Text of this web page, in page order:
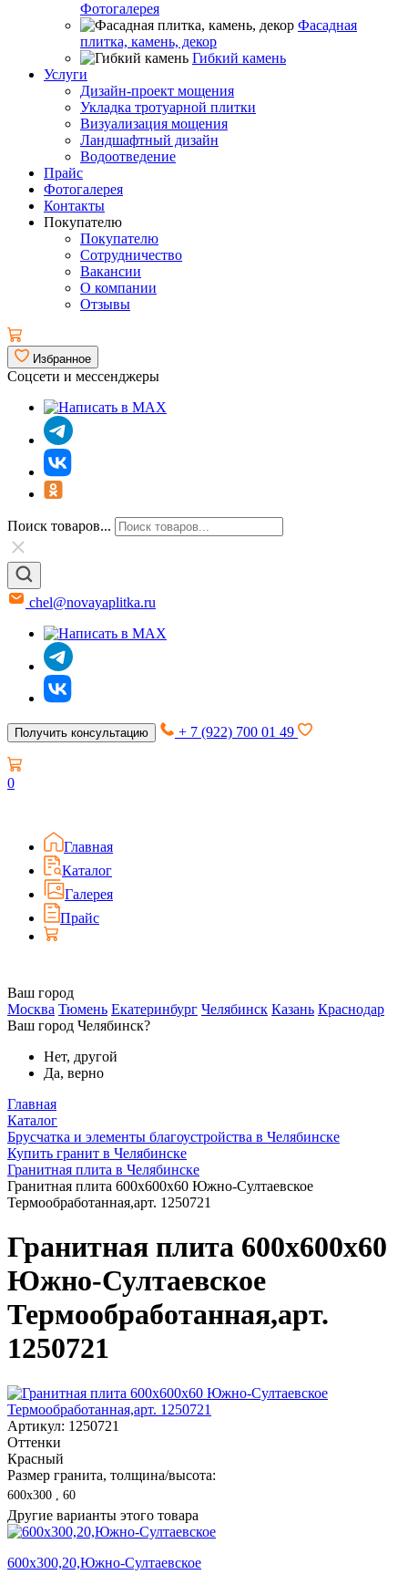
Фотогалерея
Фасадная
плитка, камень, декор
Гибкий камень
Услуги
Дизайн-проект мощения
Укладка тротуарной плитки
Визуализация мощения
Ландшафтный дизайн
Водоотведение
Прайс
Фотогалерея
Контакты
Покупателю
Покупателю
Сотрудничество
Вакансии
О компании
Отзывы
Избранное
Соцсети и мессенджеры
Поиск товаров...
chel@novayaplitka.ru
Получить консультацию + 7 (922) 700 01 49
0
Главная
Каталог
Галерея
Прайс
Ваш город
Москва Тюмень Екатеринбург Челябинск Казань Краснодар
Ваш город Челябинск?
Нет, другой
Да, верно
Главная
Каталог
Брусчатка и элементы благоустройства в Челябинске
Купить гранит в Челябинске
Гранитная плита в Челябинске
Гранитная плита 600х600x60 Южно-Султаевское
Термообработанная,арт. 1250721
Гранитная плита 600х600x60
Южно-Султаевское
Термообработанная,арт.
1250721
Артикул: 1250721
Оттенки
Красный
Размер гранита, толщина/высота:
600х300 , 60
Другие варианты этого товара
600х300,20,Южно-Султаевское